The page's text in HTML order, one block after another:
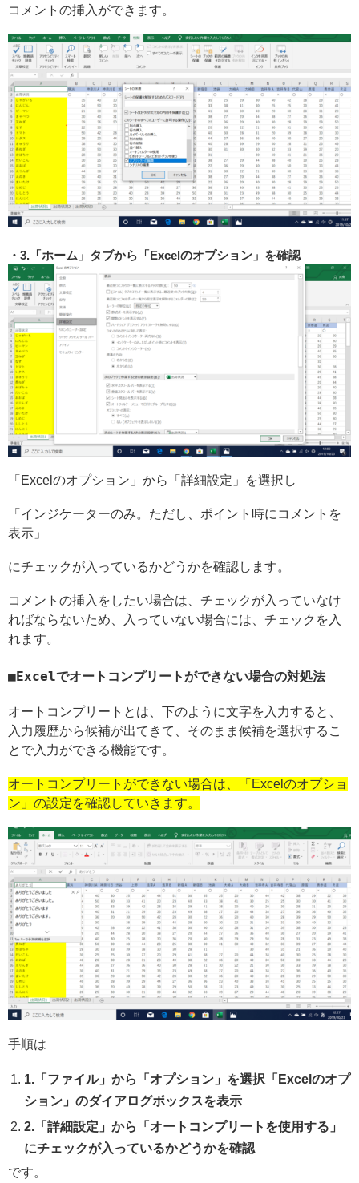
コメントの挿入ができます。
3.「ホーム」タブから「Excelのオプション」を確認
「Excelのオプション」から「詳細設定」を選択し
「インジケーターのみ。ただし、ポイント時にコメントを
表示」
にチェックが入っているかどうかを確認します。
コメントの挿入をしたい場合は、チェックが入っていなけ
ればならないため、入っていない場合には、チェックを入
れます。
Excelでオートコンプリートができない場合の対処法
オートコンプリートとは、下のように文字を入力すると、
入力履歴から候補が出てきて、そのまま候補を選択するこ
とで入力ができる機能です。
オートコンプリートができない場合は、「Excelのオプショ
ン」の設定を確認していきます。
手順は
1.「ファイル」から「オプション」を選択「Excelのオプ
ション」のダイアログボックスを表示
2.「詳細設定」から「オートコンプリートを使用する」
にチェックが入っているかどうかを確認
です。